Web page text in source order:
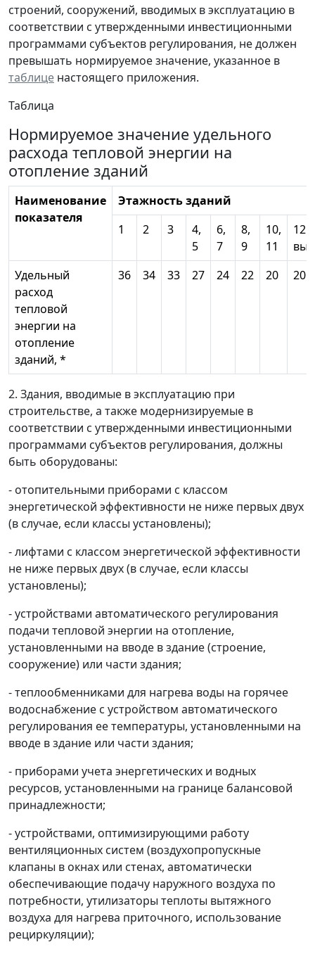
строений, сооружений, вводимых в эксплуатацию в
соответствии с утвержденными инвестиционными
программами субъектов регулирования, не должен
превышать нормируемое значение, указанное в
таблице настоящего приложения.
Таблица
Нормируемое значение удельного
расхода тепловой энергии на
отопление зданий
Наименование
показателя
Этажность зданий
1
2 3
4,
5
6,
7
8,
9
10,
11
12 и
Удельный
расход
тепловой
энергии на
отопление
зданий, *
36 34 33 27 24 22 20 20
2. Здания, вводимые в эксплуатацию при
строительстве, а также модернизируемые в
соответствии с утвержденными инвестиционными
программами субъектов регулирования, должны
быть оборудованы:
- отопительными приборами с классом
энергетической эффективности не ниже первых двух
(в случае, если классы установлены);
- лифтами с классом энергетической эффективности
не ниже первых двух (в случае, если классы
установлены);
- устройствами автоматического регулирования
подачи тепловой энергии на отопление,
установленными на вводе в здание (строение,
сооружение) или части здания;
- теплообменниками для нагрева воды на горячее
водоснабжение с устройством автоматического
регулирования ее температуры, установленными на
вводе в здание или части здания;
- приборами учета энергетических и водных
ресурсов, установленными на границе балансовой
принадлежности;
- устройствами, оптимизирующими работу
вентиляционных систем (воздухопропускные
клапаны в окнах или стенах, автоматически
обеспечивающие подачу наружного воздуха по
потребности, утилизаторы теплоты вытяжного
воздуха для нагрева приточного, использование
рециркуляции);